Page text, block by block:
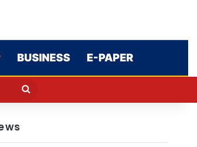
BUSINESS E-PAPER
Search